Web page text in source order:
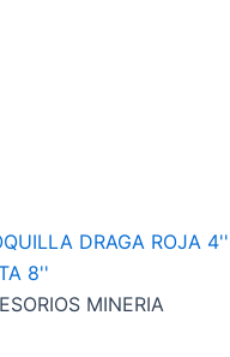
MINERIA